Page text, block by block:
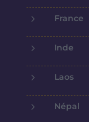
5 France
5 Inde
5 Laos
5 Népal